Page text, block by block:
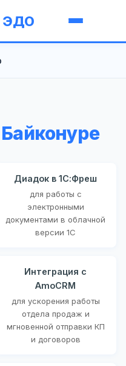
ЭДО
Диадок в 1С:Фреш
для работы с
электронными
документами в облачной
версии 1С
Интеграция с
AmoCRM
для ускорения работы
отдела продаж и
мгновенной отправки КП
и договоров